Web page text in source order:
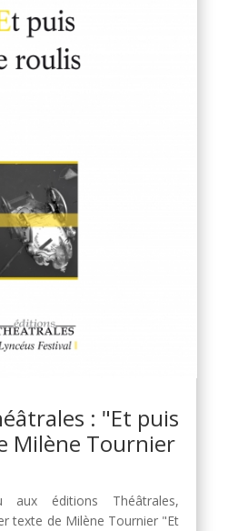
: "Et puis
Milène Tournier
aux éditions Théâtrales,
texte de Milène Tournier "Et